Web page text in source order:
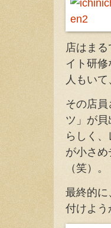
店はま
イト研
人もい
その店
ツ」が
らしく
が小さ
（笑）。
最終的に
付けよう